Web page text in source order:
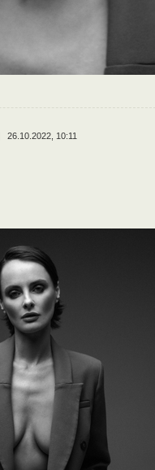
26.10.2022, 10:11